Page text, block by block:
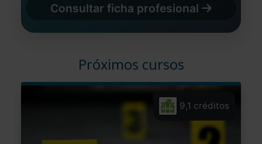
Consultar ficha profesional
Próximos cursos
9,1 créditos